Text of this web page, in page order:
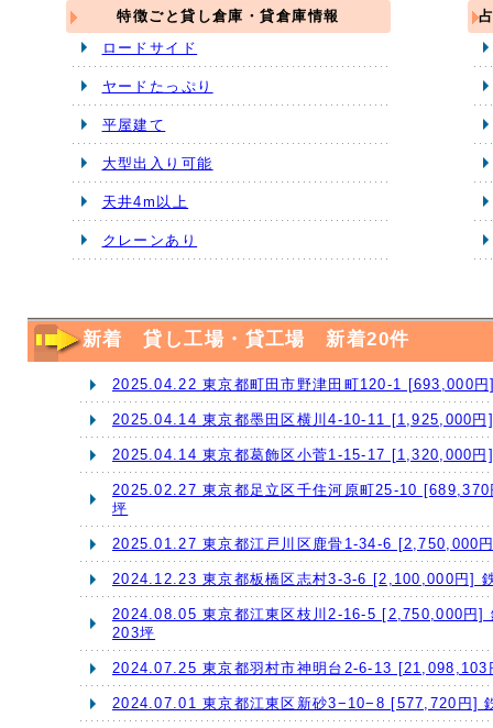
特徴ごと貸し倉庫・貸倉庫情報
ロードサイド
ヤードたっぷり
平屋建て
大型出入り可能
天井4m以上
クレーンあり
新着 貸し工場・貸工場 新着20件